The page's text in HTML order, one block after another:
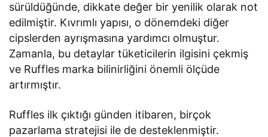
sürüldüğünde, dikkate değer bir yenilik olarak not
edilmiştir. Kıvrımlı yapısı, o dönemdeki diğer
cipslerden ayrışmasına yardımcı olmuştur.
Zamanla, bu detaylar tüketicilerin ilgisini çekmiş
ve Ruffles marka bilinirliğini önemli ölçüde
artırmıştır.
Ruffles ilk çıktığı günden itibaren, birçok
pazarlama stratejisi ile de desteklenmiştir.